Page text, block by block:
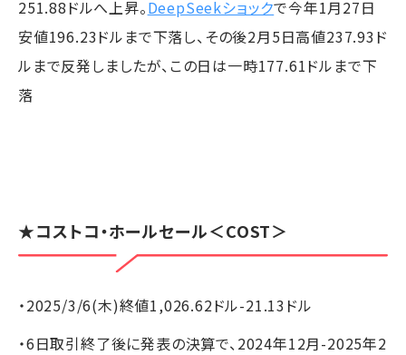
251.88ドルへ上昇。DeepSeekショックで今年1月27日
安値196.23ドルまで下落し、その後2月5日高値237.93ド
ルまで反発しましたが、この日は一時177.61ドルまで下
落
★コストコ・ホールセール＜COST＞
・2025/3/6(木)終値1,026.62ドル-21.13ドル
・6日取引終了後に発表の決算で、2024年12月-2025年2